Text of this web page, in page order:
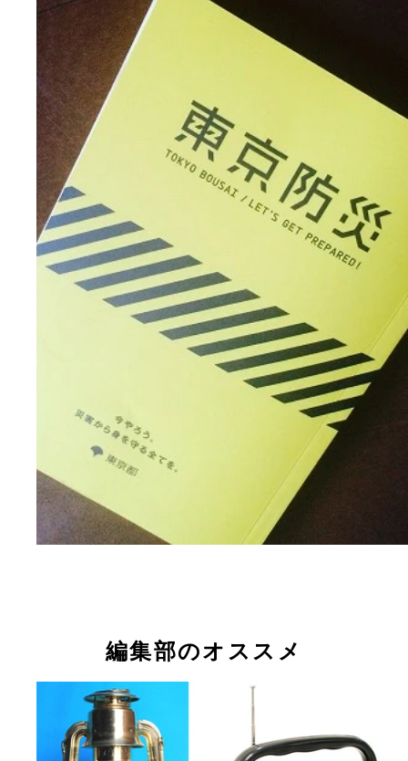
編集部のオススメ